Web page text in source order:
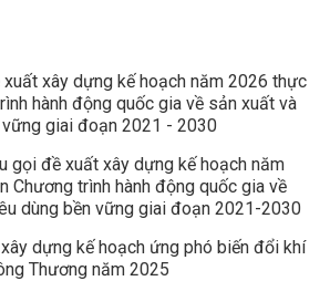
xuất xây dựng kế hoạch năm 2026 thực
hành động quốc gia về sản xuất và
giai đoạn 2021 - 2030
gọi đề xuất xây dựng kế hoạch năm
Chương trình hành động quốc gia về
dùng bền vững giai đoạn 2021-2030
dựng kế hoạch ứng phó biến đổi khí
Thương năm 2025